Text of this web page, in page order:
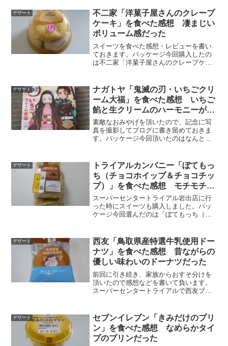
デザート
不二家「洋菓子屋さんのクレープ
ケーキ」を食べた感想 凄まじい
ボリューム感だった
スイーツを食べた感想・レビューを書い
ておきます。パッケージ今回購入したの
は不二家「洋菓子屋さんのクレープケー
ね。どっちかというと「ミルクレープ」
と説明した方が分かりやすい...
デザート
ナガトヤ「鬼滅の刃・いちごクリ
ーム大福」を食べた感想 いちご
餡と生クリームのハーモニーが絶
妙だった
素敵なおみやげを頂いたので、記念に写
真を撮影してブログに書き留めておきま
す。パッケージ今回頂いたのはなんと…
子のイラストが描かれています。見てい
るだけでテンション上がっ...
デザート
トライアルカンパニー「ぼてもっ
ち（チョコホイップ＆チョコチッ
プ）」を食べた感想 モチモチで
濃厚
スーパーセンタートライアル岩出店に行
った時にスイーツも購入しました。パッ
ケージ今回選んだのは「ぼてもっち（チ
79円という価格で購入した商品となって
います。このように...
デザート
西友「鳥取県産特選牛乳使用ドー
ナツ」を食べた感想 昔ながらの
優しい味わいのドーナツだった
前回に引き続き、家族からおすそ分けを
頂いたので感想などを書いて負います。
スーパーセンタートライアルで西友ブラ
ドーナツ（プライベートブランド名：み
なさまのお墨付き）」です。...
デザート
セブンイレブン「きみだけのプリ
ン」を食べた感想 なめらかタイ
プのプリンだった